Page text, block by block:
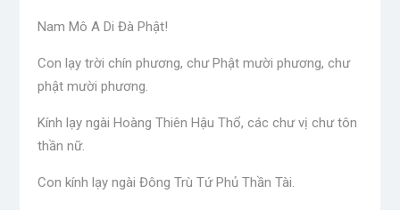
Nam Mô A Di Đà Phật!
Con lạy trời chín phương, chư Phật mười phương, chư
phật mười phương.
Kính lạy ngài Hoàng Thiên Hậu Thổ, các chư vị chư tôn
thần nữ.
Con kính lạy ngài Đông Trù Tứ Phủ Thần Tài.